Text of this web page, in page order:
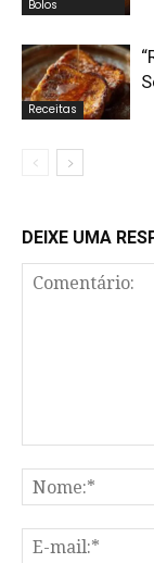
Bolos
Receitas
DEIXE UMA